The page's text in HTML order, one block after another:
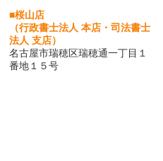
■桜山店
（行政書士法人 本店・司法書士
法人 支店）
名古屋市瑞穂区瑞穂通一丁目１
番地１５号